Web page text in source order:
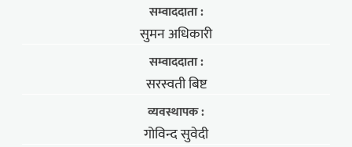
सम्वाददाता :
सुमन अधिकारी
सम्वाददाता :
सरस्वती बिष्ट
व्यवस्थापक :
गोविन्द सुवेदी